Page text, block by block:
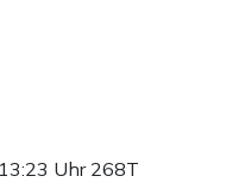
Uhr 268T